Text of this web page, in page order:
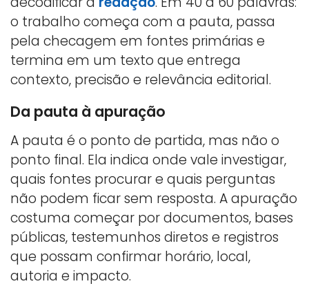
o trabalho começa com a pauta, passa
pela checagem em fontes primárias e
termina em um texto que entrega
contexto, precisão e relevância editorial.
Da pauta à apuração
A pauta é o ponto de partida, mas não o
ponto final. Ela indica onde vale investigar,
quais fontes procurar e quais perguntas
não podem ficar sem resposta. A apuração
costuma começar por documentos, bases
públicas, testemunhos diretos e registros
que possam confirmar horário, local,
autoria e impacto.